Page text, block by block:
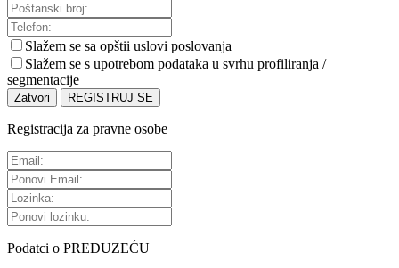
Slažem se sa opštii uslovi poslovanja
Slažem se s upotrebom podataka u svrhu profiliranja /
segmentacije
Zatvori REGISTRUJ SE
Registracija za pravne osobe
Podatci o PREDUZEĆU